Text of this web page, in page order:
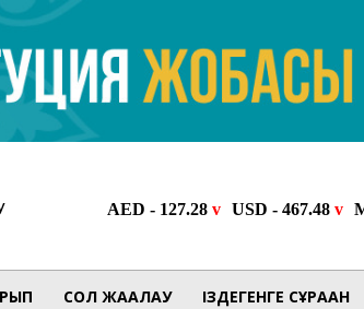
СОЛ ЖАҒАЛАУ ІЗДЕГЕНГЕ СҰРАҒАН